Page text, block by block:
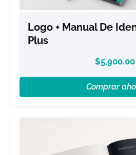
Logo + Manual De
Plus
$5,900.00
Comprar